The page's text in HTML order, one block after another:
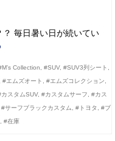
毎日暑い日が続いてい
Collection #SUV, #SUV3列シート
#エムズオート #エムズコレクション
カスタムSUV, #カスタムサーフ
#カス
#サーフブラックカスタム #トヨタ
#ブ
#在庫